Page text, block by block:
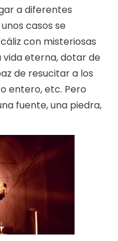
a diferentes
casos se
con misteriosas
eterna, dotar de
de resucitar a los
entero, etc. Pero
fuente, una piedra,